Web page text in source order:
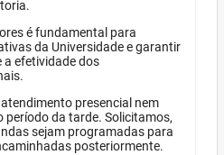
é fundamental para
da Universidade e garantir
a efetividade dos
presencial nem
período da tarde. Solicitamos,
sejam programadas para
posteriormente.